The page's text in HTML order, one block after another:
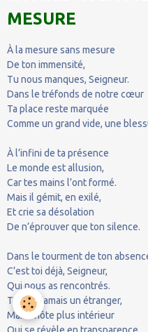
MESURE
À la mesure sans mesure
De ton immensité,
Tu nous manques, Seigneur.
Dans le tréfonds de notre cœur
Ta place reste marquée
Comme un grand vide, une
À l’infini de ta présence
Le monde est allusion,
Car tes mains l’ont formé.
Mais il gémit, en exilé,
Et crie sa désolation
De n’éprouver que ton silence.
Dans le tourment de ton
C’est toi déjà, Seigneur,
Qui nous as rencontrés.
Tu n’es jamais un étranger,
Mais l’hôte plus intérieur